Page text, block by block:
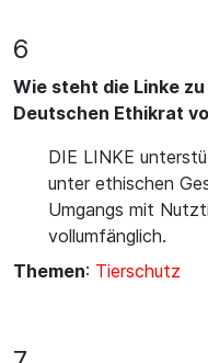
6
Wie steht die Linke
Deutschen Ethikrat
DIE LINKE
unter ethischen
Umgangs mit
vollumfänglich.
Themen: Tierschutz